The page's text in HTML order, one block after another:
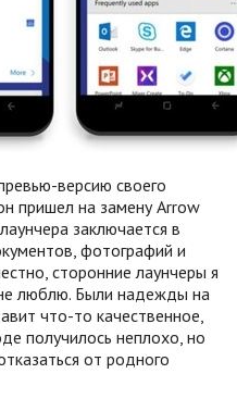
версию своего
пришел на замену Arrow
заключается в
фотографий и
сторонние лаунчеры я
люблю. Были надежды на
что-то качественное,
получилось неплохо, но
от родного